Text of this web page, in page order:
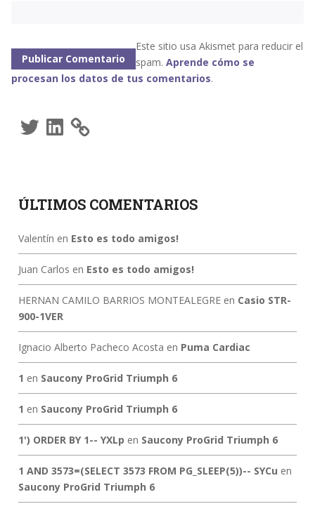
Este sitio usa Akismet para reducir el
spam. Aprende cómo se
procesan los datos de tus comentarios.
TwitterLinkedIn
ÚLTIMOS COMENTARIOS
Valentín en Esto es todo amigos!
Juan Carlos en Esto es todo amigos!
HERNAN CAMILO BARRIOS MONTEALEGREen Casio STR-
900-1VER
Ignacio Alberto Pacheco Acosta en Puma Cardiac
1 en Saucony ProGrid Triumph 6
1 en Saucony ProGrid Triumph 6
1') ORDER BY 1-- YXLp en Saucony ProGrid Triumph 6
1 AND 3573=(SELECT 3573 FROM PG_SLEEP(5))-- SYCu en
Saucony ProGrid Triumph 6